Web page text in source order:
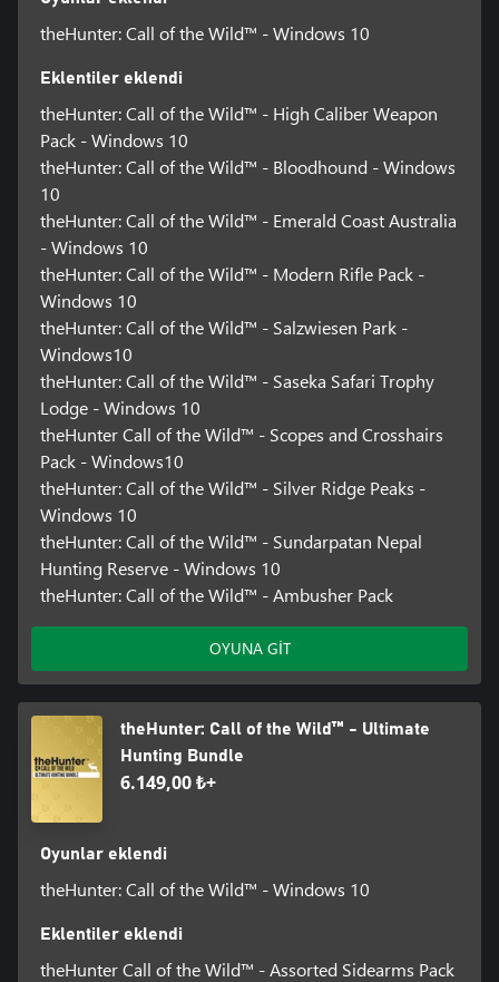
theHunter: Call of the Wild™ - Windows 10
Eklentiler eklendi
theHunter: Call of the Wild™ - High Caliber Weapon
Pack - Windows 10
theHunter: Call of the Wild™ - Bloodhound - Windows
10
theHunter: Call of the Wild™ - Emerald Coast Australia
- Windows 10
theHunter: Call of the Wild™ - Modern Rifle Pack -
Windows 10
theHunter: Call of the Wild™ - Salzwiesen Park -
Windows10
theHunter: Call of the Wild™ - Saseka Safari Trophy
Lodge - Windows 10
theHunter Call of the Wild™ - Scopes and Crosshairs
Pack - Windows10
theHunter: Call of the Wild™ - Silver Ridge Peaks -
Windows 10
theHunter: Call of the Wild™ - Sundarpatan Nepal
Hunting Reserve - Windows 10
theHunter: Call of the Wild™ - Ambusher Pack
OYUNA GİT
theHunter: Call of the Wild™ - Ultimate
Hunting Bundle
6.149,00 ₺+
Oyunlar eklendi
theHunter: Call of the Wild™ - Windows 10
Eklentiler eklendi
theHunter Call of the Wild™ - Assorted Sidearms Pack